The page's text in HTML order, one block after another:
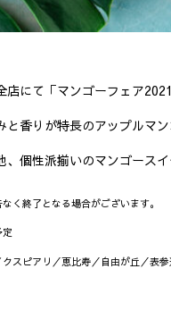
店にて「マンゴーフェア
と香りが特長のアップルマ
、個性派揃いのマンゴース
く終了となる場合がございます。
スピアリ／恵比寿／自由が丘／表